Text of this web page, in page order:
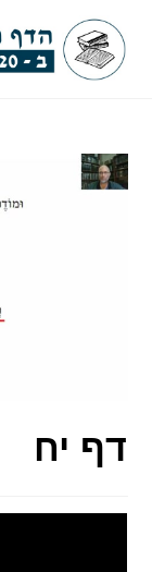
content
דף יח